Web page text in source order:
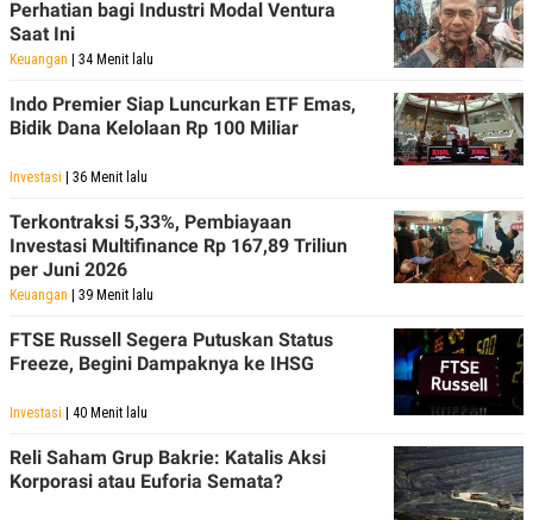
Perhatian bagi Industri Modal Ventura
Saat Ini
Keuangan | 34 Menit lalu
Indo Premier Siap Luncurkan ETF Emas,
Bidik Dana Kelolaan Rp 100 Miliar
Investasi | 36 Menit lalu
Terkontraksi 5,33%, Pembiayaan
Investasi Multifinance Rp 167,89 Triliun
per Juni 2026
Keuangan | 39 Menit lalu
FTSE Russell Segera Putuskan Status
Freeze, Begini Dampaknya ke IHSG
Investasi | 40 Menit lalu
Reli Saham Grup Bakrie: Katalis Aksi
Korporasi atau Euforia Semata?